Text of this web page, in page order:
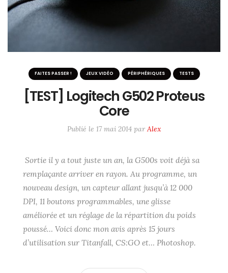
FAITES PASSER ! JEUX VIDÉO PÉRIPHÉRIQUES TESTS
[TEST] Logitech G502 Proteus
Core
Publié le 17 mai 2014 par Alex
Sortie il y a tout juste un an, la G500s voit déjà sa
remplaçante arriver en rayon. Au programme, un
nouveau design, un capteur allant jusqu’à 12 000
DPI, 11 boutons programmables, une glisse
améliorée et un réglage de la répartition du poids
poussé… Voici donc mon avis après 15 jours
d’utilisation sur Titanfall, CS:GO et… Photoshop.